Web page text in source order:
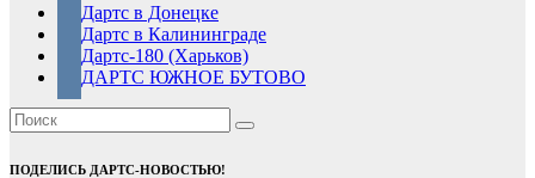
Дартс в Донецке
Дартс в Калининграде
Дартс-180 (Харьков)
ДАРТС ЮЖНОЕ БУТОВО
ПОДЕЛИСЬ ДАРТС-НОВОСТЬЮ!